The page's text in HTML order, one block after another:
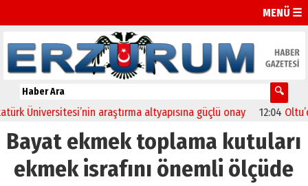
MENÜ ☰
Üniversitesi’nin araştırma altyapısına güçlü onay 12:04 Oltu’da
Bayat ekmek toplama kutuları
ekmek israfını önemli ölçüde